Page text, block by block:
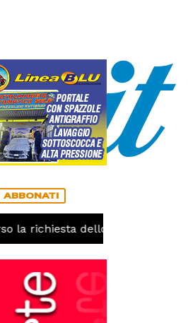
ABBONATI
la richiesta dello stato di